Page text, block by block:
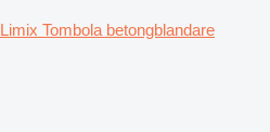
Limix Tombola betongblandare